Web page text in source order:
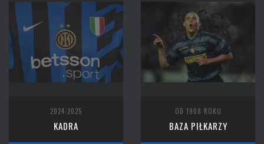
2024-2025
KADRA
OD 1908 ROKU
BAZA PIŁKARZY